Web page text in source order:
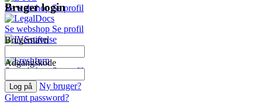
Se webshopSe profil
Se webshop Se profil
Se webshopSe profil
Bruger login
Brugernavn
Adgangskode
Ny bruger?
Glemt password?